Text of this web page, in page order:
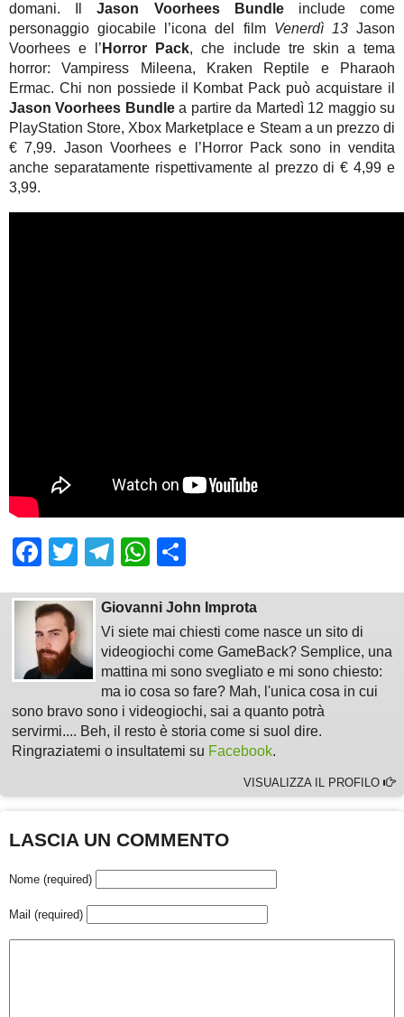
domani. IlJason Voorhees Bundle include come
personaggio giocabile l’icona del film Venerdì 13Jason
Voorhees e l’ Horror Pack, che include tre skin a tema
horror: Vampiress Mileena, Kraken Reptile e Pharaoh
Ermac. Chi non possiede il Kombat Pack può acquistare il
Jason Voorhees Bundlea partire da Martedì 12 maggio su
PlayStation Store, Xbox Marketplace e Steam a un prezzo di
€ 7,99. Jason Voorhees e l’Horror Pack sono in vendita
anche separatamente rispettivamente al prezzo di € 4,99 e
3,99.
Facebook
TwitterTelegram
WhatsApp
Giovanni John Improta
Vi siete mai chiesti come nasce un sito di
videogiochi come GameBack? Semplice, una
mattina mi sono svegliato e mi sono chiesto:
ma io cosa so fare? Mah, l'unica cosa in cui
sono bravo sono i videogiochi, sai a quanto potrà
servirmi.... Beh, il resto è storia come si suol dire.
Ringraziatemi o insultatemi su Facebook.
VISUALIZZA IL PROFILO
LASCIA UN COMMENTO
Nome (required)
Mail (required)